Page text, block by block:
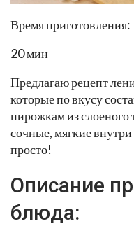
Время приготовления:
20 мин
Предлагаю рецепт
которые по вкусу
пирожкам из
сочные, мягкие
просто!
Описание
блюда: